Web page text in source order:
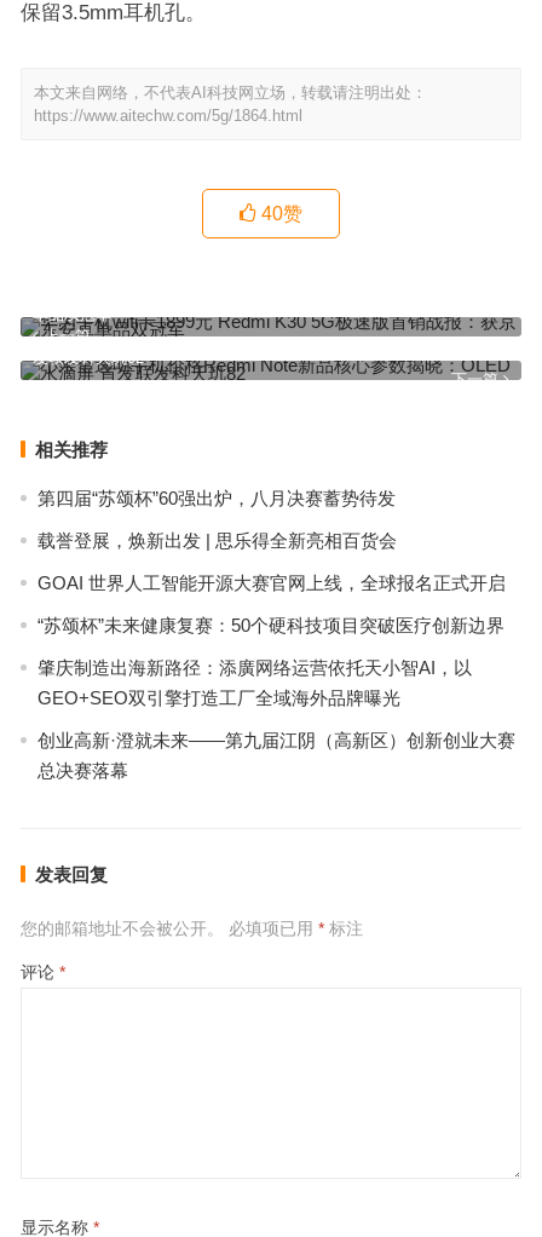
保留3.5mm耳机孔。
本文来自网络，不代表AI科技网立场，转载请注明出处：
https://www.aitechw.com/5g/1864.html
40赞
上一篇
单品双冠军
下一篇
小米全透明手机价格Redmi Note新品核心参数揭晓：OLED水滴屏 首
发联发科天玑82
相关推荐
第四届“苏颂杯”60强出炉，八月决赛蓄势待发
载誉登展，焕新出发 | 思乐得全新亮相百货会
GOAI 世界人工智能开源大赛官网上线，全球报名正式开启
“苏颂杯”未来健康复赛：50个硬科技项目突破医疗创新边界
肇庆制造出海新路径：添廣网络运营依托天小智AI，以
GEO+SEO双引擎打造工厂全域海外品牌曝光
创业高新·澄就未来——第九届江阴（高新区）创新创业大赛
总决赛落幕
发表回复
您的邮箱地址不会被公开。 必填项已用 *标注
评论 *
显示名称 *